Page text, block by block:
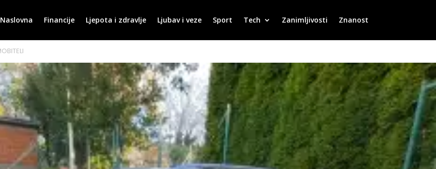
Naslovna Financije Ljepota i zdravlje Ljubav i veze Sport Tech Zanimljivosti Znanost